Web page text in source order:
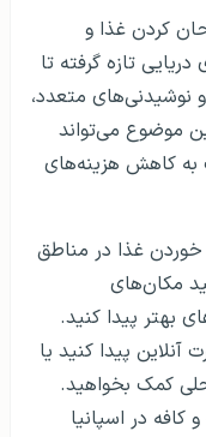
کردن غذا و
تازه گرفته تا
و نوشیدنی‌های متعدد،
موضوع می‌تواند
به کاهش هزینه‌های
خوردن غذا در مناطق
مکان‌های
بهتر پیدا کنید.
پیدا کنید یا
کمک بخواهید.
کافه در اسپانیا